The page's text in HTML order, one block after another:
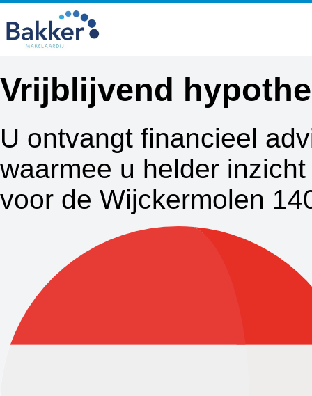
Vrijblijvend
U ontvangt financieel
waarmee u helder
voor de Wijckermolen